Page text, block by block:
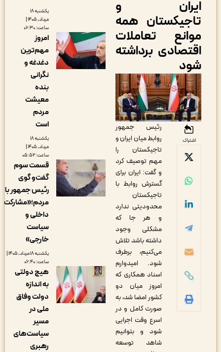
و
همه
تعاملات
برداشته
رئیس جمهور
روابط میان ایران و
تاجیکستان را
مهم توصیف کرد
و گفت: ایران برای
گسترش روابط با
تاجیکستان
محدودیتی ندارد
و هر جا که
مشکلی وجود
داشته باشد تلاش
می‌کنیم، برطرف
شود. امیدوارم
اسناد همکاری که
امروز میان دو
کشور امضا شد، به
صورت کامل و در
اسرع وقت اجرایی
شود و بتوانیم
شاهد توسعه
مرداد, ۱۴۰۵ |
امروز
مهم‌ترین
دغدغه و
معیشت
مرداد, ۱۴۰۵ |
قسمت سوم
گفت‌و گوی
رئیس جمهور با
مردم؛«مشارکت
داخلی و
سیاست
خارجی»
یکشنبه ۱۸ مرداد, ۱۴۰۵ |
هیچ دولتی
به اندازه
دولت وفاق
سیاست‌های